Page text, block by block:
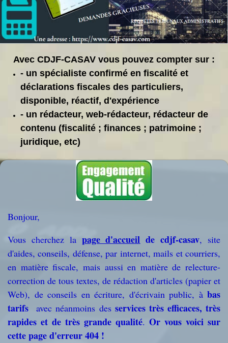
Avec CDJF-CASAV vous pouvez compter sur :
- un spécialiste confirmé en fiscalité et
déclarations fiscales des particuliers,
disponible, réactif, d'expérience
- un rédacteur, web-rédacteur, rédacteur de
contenu (fiscalité ; finances ; patrimoine ;
juridique, etc)
Bonjour,
Vous cherchez la page d'accueil de cdjf-casav, site
d'aides, conseils, défense, par internet, mails et courriers,
en matière fiscale, mais aussi en matière de relecture-
correction de tous textes, de rédaction d'articles (papier et
Web), de conseils en écriture, d'écrivain public, à bas
tarifs avec néanmoins des services très efficaces, très
rapides et de très grande qualité. Or vous voici sur
cette page d'erreur 404 !